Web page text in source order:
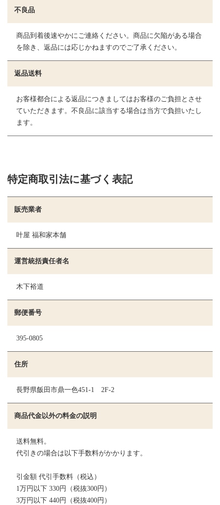
不良品
商品到着後速やかにご連絡ください。商品に欠陥がある場合
を除き、返品には応じかねますのでご了承ください。
返品送料
お客様都合による返品につきましてはお客様のご負担とさせ
ていただきます。不良品に該当する場合は当方で負担いたし
ます。
特定商取引法に基づく表記
販売業者
叶屋 福和家本舗
運営統括責任者名
木下裕道
郵便番号
395-0805
住所
長野県飯田市鼎一色451-1 2F-2
商品代金以外の料金の説明
送料無料。
代引きの場合は以下手数料がかかります。
引金額 代引手数料（税込）
1万円以下 330円（税抜300円）
3万円以下 440円（税抜400円）